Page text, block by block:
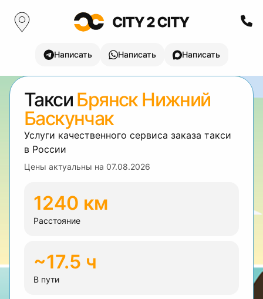
Написать Написать Написать
Такси Брянск Нижний
Баскунчак
Услуги качественного сервиса заказа такси
в России
Цены актуальны на 07.08.2026
1240 км
Расстояние
~17.5 ч
В пути